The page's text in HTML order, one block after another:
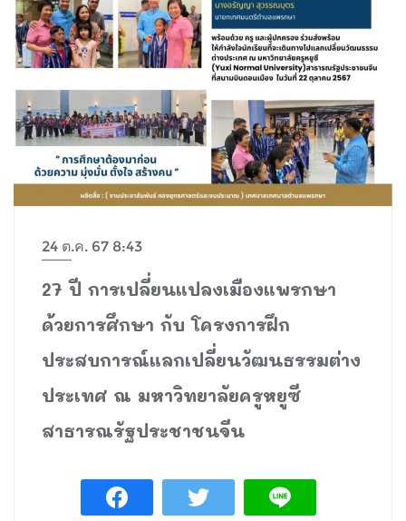
24 ต.ค. 67 8:43
27 ปี การเปลี่ยนแปลงเมืองแพรกษา
ด้วยการศึกษา กับ โครงการฝึก
ประสบการณ์แลกเปลี่ยนวัฒนธรรมต่าง
ประเทศ ณ มหาวิทยาลัยครูหยูซี
สาธารณรัฐประชาชนจีน